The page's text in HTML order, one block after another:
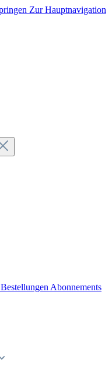
Zur Hauptnavigation
Bestellungen Abonnements